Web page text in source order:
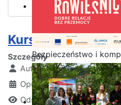
Bezpieczeństwo i
uczniów - nasz
Świadomości
Kurs SEP
Szczegóły
Autor:Kamil Krosta
Opublikowano: 02
Odsłon: 1137